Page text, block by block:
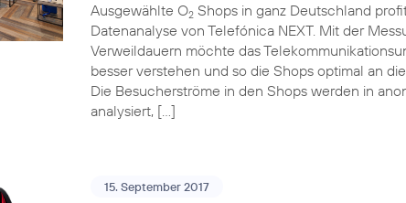
Ausgewählte O2 Shops in ganz Deutschland
Datenanalyse von Telefónica NEXT. Mit der
Verweildauern möchte das
besser verstehen und so die Shops optimal an
Die Besucherströme in den Shops werden in
analysiert, […]
15. September 2017